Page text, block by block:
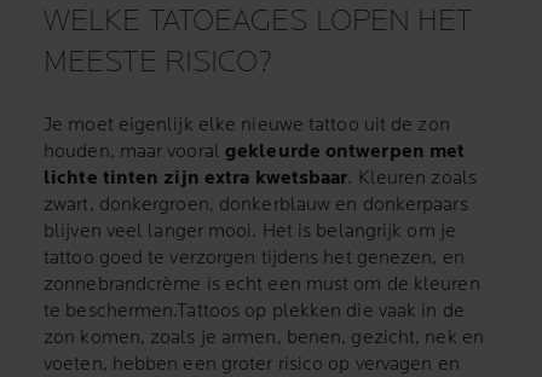
WELKE TATOEAGES LOPEN HET
MEESTE RISICO?
Je moet eigenlijk elke nieuwe tattoo uit de zon
houden, maar vooral gekleurde ontwerpen met
lichte tinten zijn extra kwetsbaar. Kleuren zoals
zwart, donkergroen, donkerblauw en donkerpaars
blijven veel langer mooi. Het is belangrijk om je
tattoo goed te verzorgen tijdens het genezen, en
zonnebrandcrème is echt een must om de kleuren
te beschermen.Tattoos op plekken die vaak in de
zon komen, zoals je armen, benen, gezicht, nek en
voeten, hebben een groter risico op vervagen en